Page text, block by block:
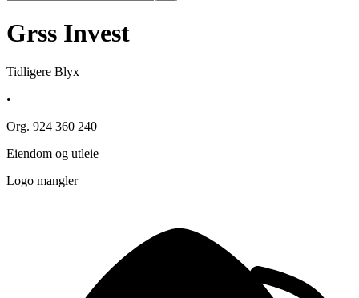
Grss Invest
Tidligere Blyx
•
Org. 924 360 240
Eiendom og utleie
Logo mangler